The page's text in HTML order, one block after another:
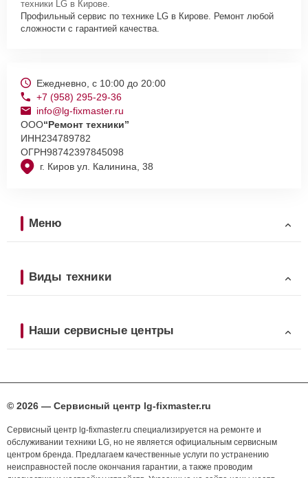
техники LG в Кирове.
Профильный сервис по технике LG в Кирове. Ремонт любой
сложности с гарантией качества.
г. Киров ул. Калинина, 38
Ежедневно, с 10:00 до 20:00
+7 (958) 295-29-36
info@lg-fixmaster.ru
ООО“Ремонт техники”
ИНН234789782
ОГРН98742397845098
Меню
Виды техники
Наши сервисные центры
© 2026 — Сервисный центр lg-fixmaster.ru
Сервисный центр lg-fixmaster.ru специализируется на ремонте и
обслуживании техники LG, но не является официальным сервисным
центром бренда. Предлагаем качественные услуги по устранению
неисправностей после окончания гарантии, а также проводим